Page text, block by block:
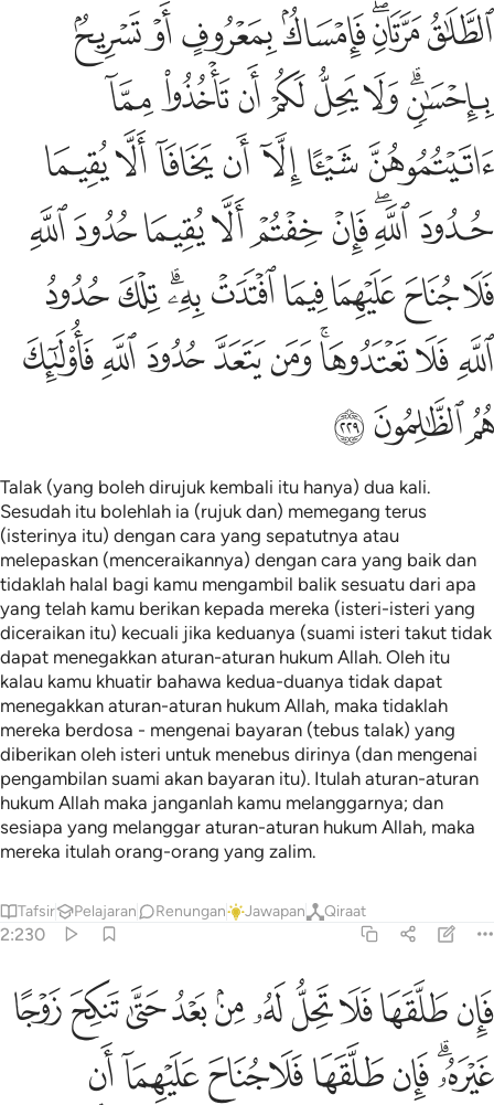
الطلاق مرتان فامساك بمعروف او تسريح باحسان ولا يحل لكم ان تاخذوا
ٱلطَّلَـٰقُ مَرَّتَانِ ۖ فَإِمْسَاكٌۢ بِمَعْرُوفٍ أَوْ تَسْرِيحٌۢ بِإِحْسَـٰنٍۢ
ﲖﲗﲘﲙﲚﲛﲜ
ﲝﲞﲟﲠﲡﲢﲣﲤ
ﲥﲦﲧﲨﲩﲪﲫ
ﲬﲭﲮﲯﲰﲱﲲﲳﲴ
ﲵﲶﲷﲸﲹﲺﲻﲼﲽ
ﲾﲿﳀﳁﳂﳃﳄﳅﳆ
ﳇﳈﳉ
Talak (yang boleh dirujuk kembali itu hanya) dua kali.
Sesudah itu bolehlah ia (rujuk dan) memegang terus
(isterinya itu) dengan cara yang sepatutnya atau
melepaskan (menceraikannya) dengan cara yang baik dan
tidaklah halal bagi kamu mengambil balik sesuatu dari apa
yang telah kamu berikan kepada mereka (isteri-isteri yang
diceraikan itu) kecuali jika keduanya (suami isteri takut tidak
dapat menegakkan aturan-aturan hukum Allah. Oleh itu
kalau kamu khuatir bahawa kedua-duanya tidak dapat
menegakkan aturan-aturan hukum Allah, maka tidaklah
mereka berdosa - mengenai bayaran (tebus talak) yang
diberikan oleh isteri untuk menebus dirinya (dan mengenai
pengambilan suami akan bayaran itu). Itulah aturan-aturan
hukum Allah maka janganlah kamu melanggarnya; dan
sesiapa yang melanggar aturan-aturan hukum Allah, maka
mereka itulah orang-orang yang zalim.
Tafsir Pelajaran Renungan Jawapan Qiraat
2:230
فان طلقها فلا تحل له من بعد حتى تنكح زوجا غيره فان طلقها فلا جناح
فَإِن طَلَّقَهَا فَلَا تَحِلُّ لَهُۥ مِنۢ بَعْدُ حَتَّىٰ تَنكِحَ زَوْجًا غَيْرَهُۥ ۗ فَإِن طَلَّقَهَا فَلَا
ﳊﳋﳌﳍﳎﳏﳐﳑﳒﳓ
ﳔﳕﳖﳗﳘﳙﳚﳛ